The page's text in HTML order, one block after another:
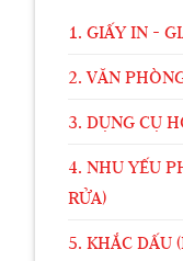
1. GIẤY IN -
2. VĂN
3. DỤNG CỤ
4. NHU YẾU
RỬA)
5. KHẮC DẤU